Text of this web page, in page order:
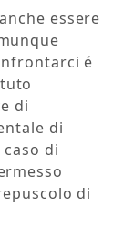
essere
é
di
di
caso di
di